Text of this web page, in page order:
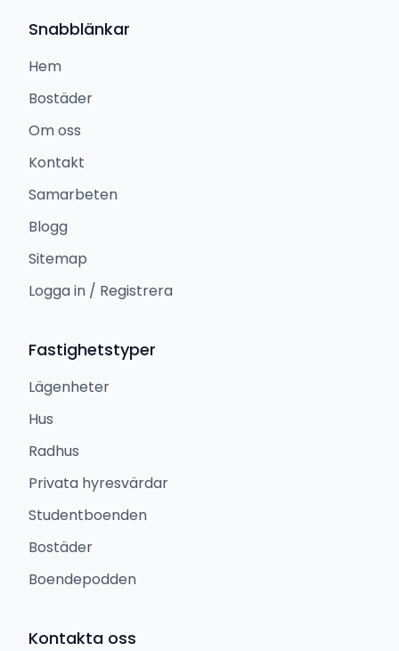
Snabblänkar
Hem
Bostäder
Om oss
Kontakt
Samarbeten
Blogg
Sitemap
Logga in / Registrera
Fastighetstyper
Lägenheter
Hus
Radhus
Privata hyresvärdar
Studentboenden
Bostäder
Boendepodden
Kontakta oss